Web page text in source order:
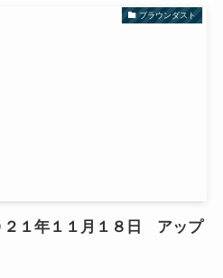
ブラウンダスト
２１年１１月１８日 アップ